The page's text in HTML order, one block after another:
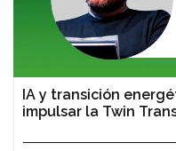
IA y transición
impulsar la Twin